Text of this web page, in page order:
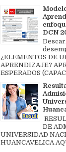
DCN
¿ELEMENTOS DE
APRENDIZAJE?
ESPERADOS
DE
UNIVERSIDAD
HUANCAVELICA